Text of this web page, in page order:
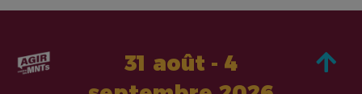
31 août - 4